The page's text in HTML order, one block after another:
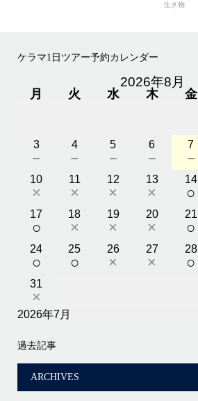
生き物
ケラマ1日ツアー予約カレンダー
2026年8月
月 火 水 木 金
3
－
4
－
5
－
6
－
7
－
10
×
11
×
12
×
13
×
14
○
17
○
18
×
19
×
20
×
21
○
24
○
25
○
26
×
27
×
28
○
31
×
2026年7月
過去記事